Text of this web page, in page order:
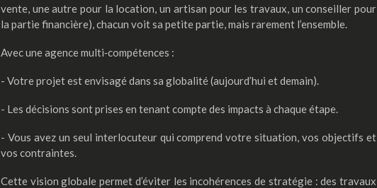
vente, une autre pour la location, un artisan pour les travaux, un conseiller pour
la partie financière), chacun voit sa petite partie, mais rarement l’ensemble.
Avec une agence multi‑compétences :
- Votre projet est envisagé dans sa globalité (aujourd’hui et demain).
- Les décisions sont prises en tenant compte des impacts à chaque étape.
- Vous avez un seul interlocuteur qui comprend votre situation, vos objectifs et
vos contraintes.
Cette vision globale permet d’éviter les incohérences de stratégie : des travaux